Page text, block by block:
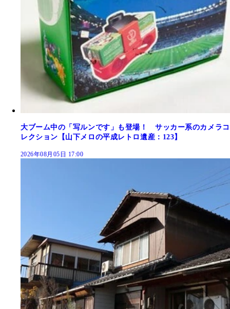
大ブーム中の「写ルンです」も登場！ サッカー系のカメラコ
レクション【山下メロの平成レトロ遺産：123】
2026年08月05日 17:00